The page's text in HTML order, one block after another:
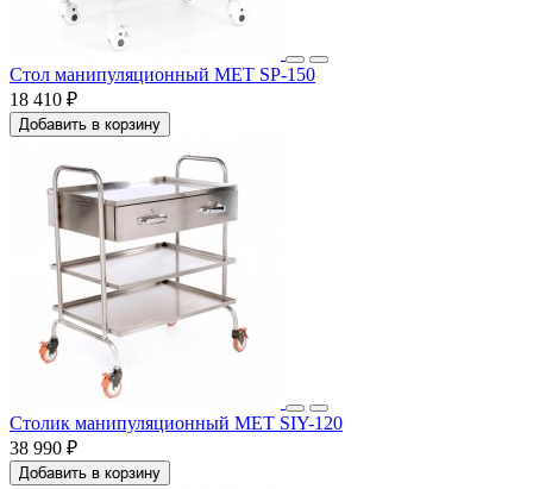
Стол манипуляционный МЕТ SP-150
18 410 ₽
Добавить в корзину
Столик манипуляционный МЕТ SIY-120
38 990 ₽
Добавить в корзину